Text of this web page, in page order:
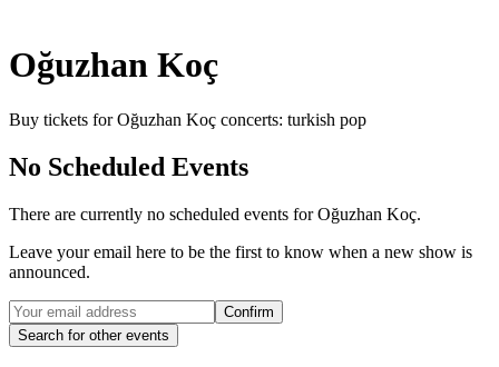
Oğuzhan Koç
Buy tickets for Oğuzhan Koç concerts: turkish pop
No Scheduled Events
There are currently no scheduled events forOğuzhan Koç.
Leave your email here to be the first to know when a new show is
announced.
Confirm
Search for other events